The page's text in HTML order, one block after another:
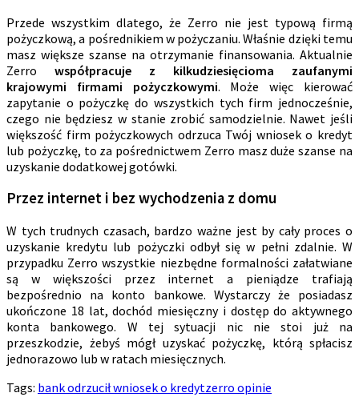
Przede wszystkim dlatego, że Zerro nie jest typową firmą
pożyczkową, a pośrednikiem w pożyczaniu. Właśnie dzięki temu
masz większe szanse na otrzymanie finansowania. Aktualnie
Zerro współpracuje z kilkudziesięcioma zaufanymi
krajowymi firmami pożyczkowymi. Może więc kierować
zapytanie o pożyczkę do wszystkich tych firm jednocześnie,
czego nie będziesz w stanie zrobić samodzielnie. Nawet jeśli
większość firm pożyczkowych odrzuca Twój wniosek o kredyt
lub pożyczkę, to za pośrednictwem Zerro masz duże szanse na
uzyskanie dodatkowej gotówki.
Przez internet i bez wychodzenia z domu
W tych trudnych czasach, bardzo ważne jest by cały proces o
uzyskanie kredytu lub pożyczki odbył się w pełni zdalnie. W
przypadku Zerro wszystkie niezbędne formalności załatwiane
są w większości przez internet a pieniądze trafiają
bezpośrednio na konto bankowe. Wystarczy że posiadasz
ukończone 18 lat, dochód miesięczny i dostęp do aktywnego
konta bankowego. W tej sytuacji nic nie stoi już na
przeszkodzie, żebyś mógł uzyskać pożyczkę, którą spłacisz
jednorazowo lub w ratach miesięcznych.
Tags: bank odrzucił wniosek o kredytzerro opinie